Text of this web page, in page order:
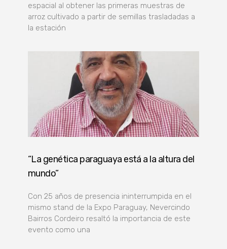
espacial al obtener las primeras muestras de
arroz cultivado a partir de semillas trasladadas a
la estación
“La genética paraguaya está a la altura del
mundo”
Con 25 años de presencia ininterrumpida en el
mismo stand de la Expo Paraguay, Nevercindo
Bairros Cordeiro resaltó la importancia de este
evento como una